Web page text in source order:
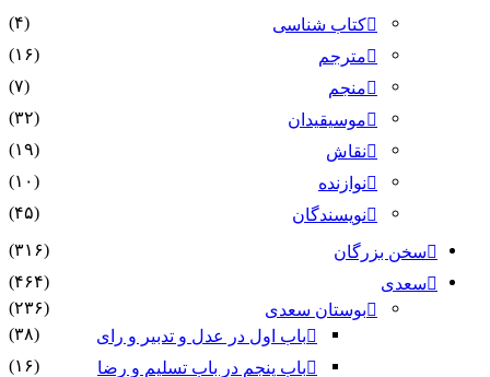
کتاب شناسی
(۴)
مترجم
(۱۶)
منجم
(۷)
موسیقیدان
(۳۲)
نقاش
(۱۹)
نوازنده
(۱۰)
نویسندگان
(۴۵)
سخن بزرگان
(۳۱۶)
سعدی
(۴۶۴)
بوستان سعدی
(۲۳۶)
باب اول در عدل و تدبیر و رای
(۳۸)
باب پنجم در باب تسلیم و رضا
(۱۶)